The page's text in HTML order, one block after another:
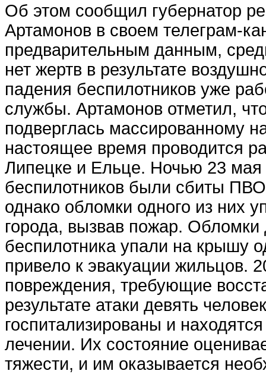
Об этом сообщил губернатор
Артамонов в своем телеграм-
предварительным данным,
нет жертв в результате
падения беспилотников уже
службы. Артамонов отметил,
подверглась массированному
настоящее время проводится
Липецке и Ельце. Ночью 23 мая
беспилотников были сбиты
однако обломки одного из них
города, вызвав пожар. Обломки
беспилотника упали на крышу
привело к эвакуации жильцов.
повреждения, требующие
результате атаки девять
госпитализированы и
лечении. Их состояние
тяжести, и им оказывается